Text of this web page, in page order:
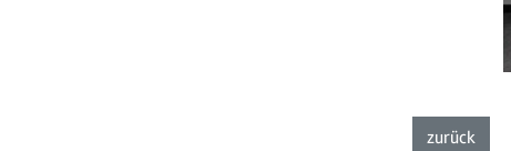
zurückzur